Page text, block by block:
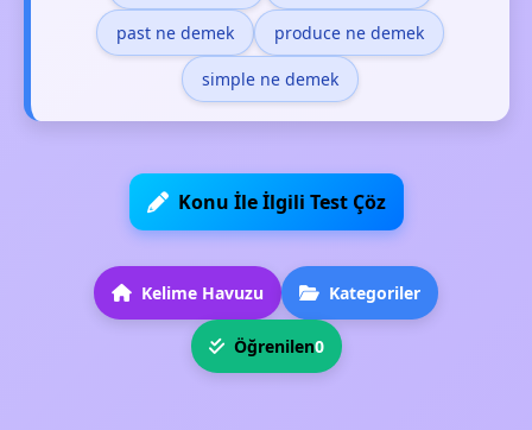
past ne demek produce ne demek
simple ne demek
Konu İle İlgili Test Çöz
Kelime Havuzu Kategoriler
Öğrenilen0